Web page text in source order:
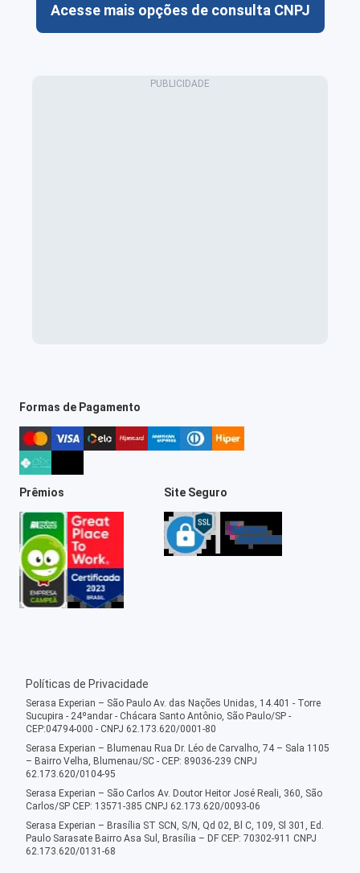
Acesse mais opções de consulta CNPJ
Formas de Pagamento
Prêmios Site Seguro
Políticas de Privacidade
Serasa Experian – São Paulo Av. das Nações Unidas, 14.401 - Torre
Sucupira - 24ºandar - Chácara Santo Antônio, São Paulo/SP -
CEP:04794-000 - CNPJ 62.173.620/0001-80
Serasa Experian – Blumenau Rua Dr. Léo de Carvalho, 74 – Sala 1105
– Bairro Velha, Blumenau/SC - CEP: 89036-239 CNPJ
62.173.620/0104-95
Serasa Experian – São Carlos Av. Doutor Heitor José Reali, 360, São
Carlos/SP CEP: 13571-385 CNPJ 62.173.620/0093-06
Serasa Experian – Brasília ST SCN, S/N, Qd 02, Bl C, 109, Sl 301, Ed.
Paulo Sarasate Bairro Asa Sul, Brasília – DF CEP: 70302-911 CNPJ
62.173.620/0131-68